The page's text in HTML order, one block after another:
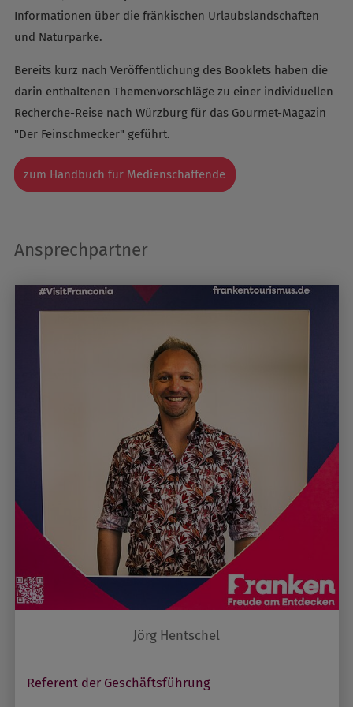
Informationen über die fränkischen Urlaubslandschaften
und Naturparke.
Bereits kurz nach Veröffentlichung des Booklets haben die
darin enthaltenen Themenvorschläge zu einer individuellen
Recherche-Reise nach Würzburg für das Gourmet-Magazin
"Der Feinschmecker" geführt.
zum Handbuch für Medienschaffende
Ansprechpartner
Jörg Hentschel
Referent der Geschäftsführung